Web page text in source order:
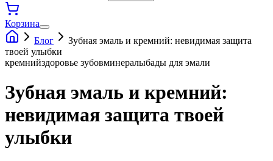
Корзина
Блог
Зубная эмаль и кремний: невидимая защита
твоей улыбки
кремнийздоровье зубовминералыбады для эмали
Зубная эмаль и кремний:
невидимая защита твоей
улыбки